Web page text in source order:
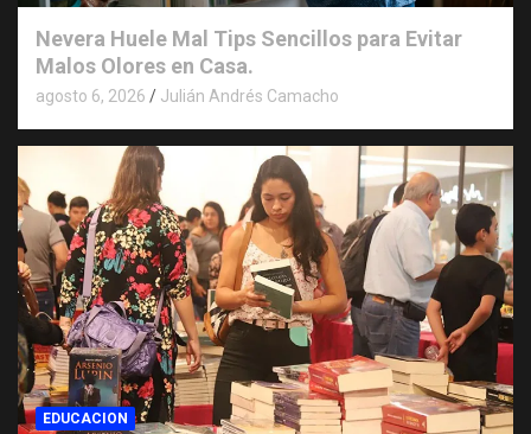
Nevera Huele Mal Tips Sencillos para Evitar
Malos Olores en Casa.
agosto 6, 2026 Julián Andrés Camacho
EDUCACION